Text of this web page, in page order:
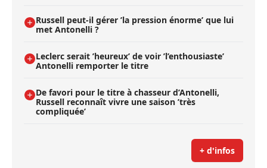
Russell peut-il gérer ’la pression énorme’ que lui
met Antonelli ?
Leclerc serait ’heureux’ de voir ’l’enthousiaste’
Antonelli remporter le titre
De favori pour le titre à chasseur d’Antonelli,
Russell reconnaît vivre une saison ’très
compliquée’
+ d'infos